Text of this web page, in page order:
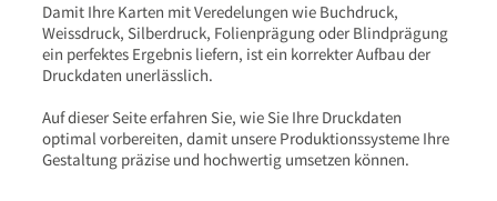
Damit Ihre Karten mit Veredelungen wie Buchdruck,
Weissdruck, Silberdruck, Folienprägung oder Blindprägung
ein perfektes Ergebnis liefern, ist ein korrekter Aufbau der
Druckdaten unerlässlich.
Auf dieser Seite erfahren Sie, wie Sie Ihre Druckdaten
optimal vorbereiten, damit unsere Produktionssysteme Ihre
Gestaltung präzise und hochwertig umsetzen können.